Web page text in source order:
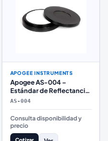
APOGEE INSTRUMENTS
Apogee AS-004 –
Estándar de Reflectancia
Blanca para
Espectrorradiómetros de
Laboratorio
AS-004
Consulta disponibilidad y
precio